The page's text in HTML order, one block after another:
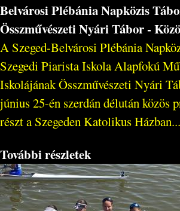
Belvárosi Plébánia Napközis
Összművészeti Nyári Tábor -
A Szeged-Belvárosi Plébánia
Szegedi Piarista Iskola Alapfokú
Iskolájának Összművészeti Nyári
június 25-én szerdán délután közös
részt a Szegeden Katolikus Házban...
További részletek